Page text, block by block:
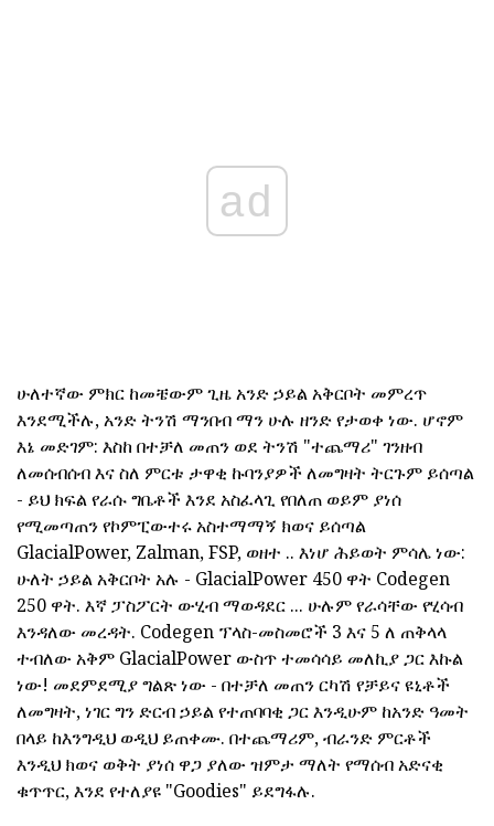
ad
ሁለተኛው ምክር ከመቼውም ጊዜ አንድ ኃይል አቅርቦት መምረጥ
እንደሚችሉ, አንድ ትንሽ ማንበብ ማን ሁሉ ዘንድ የታወቀ ነው. ሆኖም
እኔ መድገም: እስከ በተቻለ መጠን ወደ ትንሽ "ተጨማሪ" ገንዘብ
ለመሰብሰብ እና ስለ ምርቱ ታዋቂ ኩባንያዎች ለመግዛት ትርጉም ይሰጣል
- ይህ ክፍል የራሱ ግቤቶች እንደ አስፈላጊ የበለጠ ወይም ያነሰ
የሚመጣጠን የኮምፒውተሩ አስተማማኝ ክወና ይሰጣል
GlacialPower, Zalman, FSP, ወዘተ .. እነሆ ሕይወት ምሳሌ ነው:
ሁለት ኃይል አቅርቦት አሉ - GlacialPower 450 ዋት Codegen
250 ዋት. እኛ ፓስፖርት ውሂብ ማወዳደር ... ሁሉም የራሳቸው የሂሳብ
እንዳለው መረዳት. Codegen ፕላስ-መስመሮች 3 እና 5 ለ ጠቅላላ
ተብለው አቅም GlacialPower ውስጥ ተመሳሳይ መለኪያ ጋር እኩል
ነው! መደምደሚያ ግልጽ ነው - በተቻለ መጠን ርካሽ የቻይና ዩኒቶች
ለመግዛት, ነገር ግን ድርብ ኃይል የተጠባባቂ ጋር እንዲሁም ከአንድ ዓመት
በላይ ከእንግዲህ ወዲህ ይጠቀሙ. በተጨማሪም, ብራንድ ምርቶች
እንዲህ ክወና ወቅት ያነሰ ዋጋ ያለው ዝምታ ማለት የማሰብ አድናቂ
ቁጥጥር, እንደ የተለያዩ "Goodies" ይደግፋሉ.